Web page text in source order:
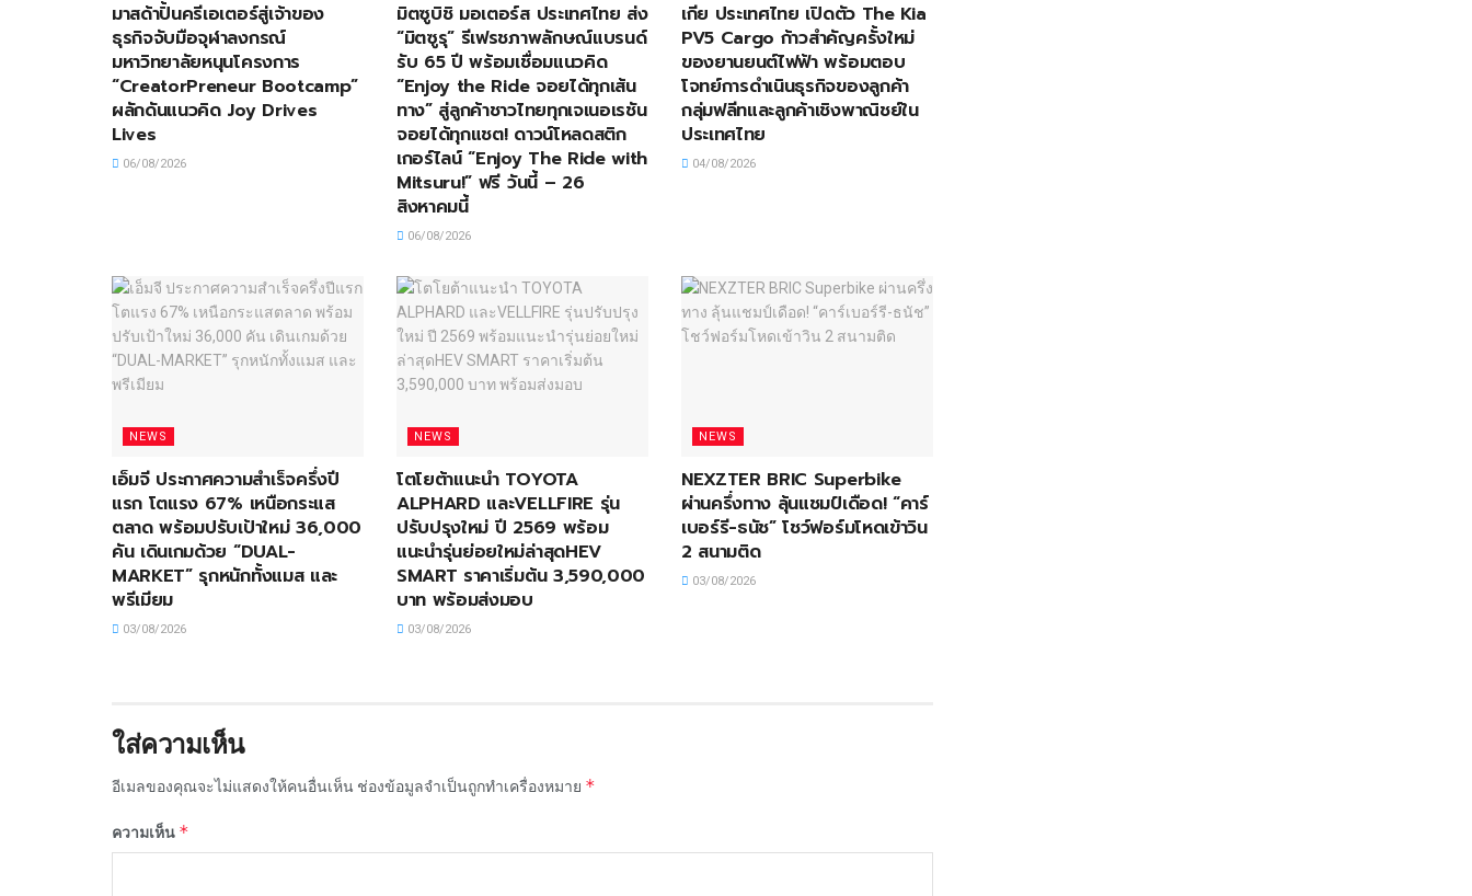
มาสด้าปั้นครีเอเตอร์สู่เจ้าของ
ธุรกิจจับมือจุฬาลงกรณ์
มหาวิทยาลัยหนุนโครงการ
“CreatorPreneur Bootcamp”
ผลักดันแนวคิด Joy Drives
Lives
06/08/2026
มิตซูบิชิ มอเตอร์ส ประเทศไทย ส่ง
“มิตซูรุ” รีเฟรชภาพลักษณ์แบรนด์
รับ 65 ปี พร้อมเชื่อมแนวคิด
“Enjoy the Ride จอยได้ทุกเส้น
ทาง” สู่ลูกค้าชาวไทยทุกเจเนอเรชัน
จอยได้ทุกแชต! ดาวน์โหลดสติก
เกอร์ไลน์ “Enjoy The Ride with
Mitsuru!” ฟรี วันนี้ – 26
สิงหาคมนี้
06/08/2026
เกีย ประเทศไทย เปิดตัว The Kia
PV5 Cargo ก้าวสำคัญครั้งใหม่
ของยานยนต์ไฟฟ้า พร้อมตอบ
โจทย์การดำเนินธุรกิจของลูกค้า
กลุ่มฟลีทและลูกค้าเชิงพาณิชย์ใน
ประเทศไทย
04/08/2026
NEWS
เอ็มจี ประกาศความสำเร็จครึ่งปี
แรก โตแรง 67% เหนือกระแส
ตลาด พร้อมปรับเป้าใหม่ 36,000
คัน เดินเกมด้วย “DUAL-
MARKET” รุกหนักทั้งแมส และ
พรีเมียม
03/08/2026
NEWS
โตโยต้าแนะนำ TOYOTA
ALPHARD และVELLFIRE รุ่น
ปรับปรุงใหม่ ปี 2569 พร้อม
แนะนำรุ่นย่อยใหม่ล่าสุดHEV
SMART ราคาเริ่มต้น 3,590,000
บาท พร้อมส่งมอบ
03/08/2026
NEWS
NEXZTER BRIC Superbike
ผ่านครึ่งทาง ลุ้นแชมป์เดือด! “คาร์
เบอร์รี-ธนัช” โชว์ฟอร์มโหดเข้าวิน
2 สนามติด
03/08/2026
ใส่ความเห็น
อีเมลของคุณจะไม่แสดงให้คนอื่นเห็น ช่องข้อมูลจำเป็นถูกทำเครื่องหมาย *
ความเห็น *